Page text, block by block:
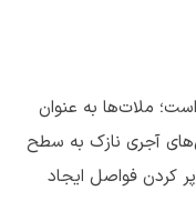
ملات‌ها به عنوان
آجری نازک به سطح
کردن فواصل ایجاد